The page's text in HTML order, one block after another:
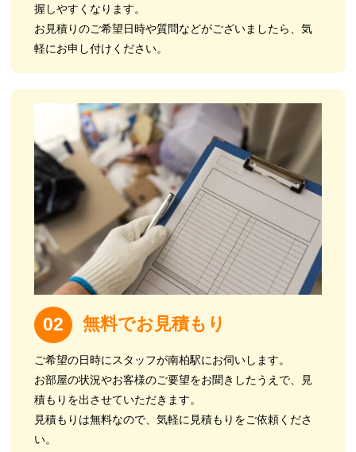
握しやすくなります。
お見積りのご希望日時や質問などがございましたら、気
軽にお申し付けください。
02 無料でお見積もり
ご希望の日時にスタッフが南柏駅にお伺いします。
お部屋の状況やお客様のご要望をお聞きしたうえで、見
積もりを出させていただきます。
見積もりは無料なので、気軽に見積もりをご依頼くださ
い。